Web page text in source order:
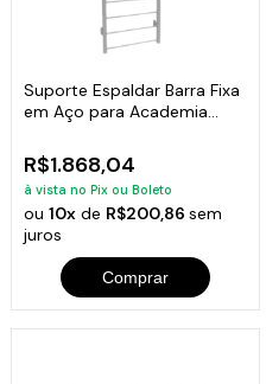
Suporte Espaldar Barra Fixa
em Aço para Academia
R$1.868,04
à vista no Pix ou Boleto
ou10x de R$200,86sem
juros
Comprar